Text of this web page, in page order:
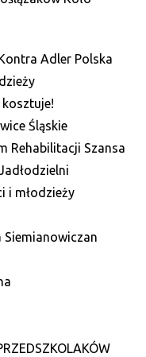
Adler Polska
kosztuje!
Śląskie
Rehabilitacji Szansa
i młodzieży